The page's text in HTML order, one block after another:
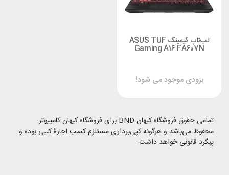
لپ‌تاپ گیمینگ ASUS TUF
Gaming A16 FA607N
بزودی موجود می شود!
تمامی حقوق فروشگاه کیهان BND برای فروشگاه کیهان کامپیوتر
محفوظ می‌باشد و هرگونه کپی‌برداری مستلزم کسب اجازۀ کتبی بوده و
پیگرد قانونی خواهد داشت.